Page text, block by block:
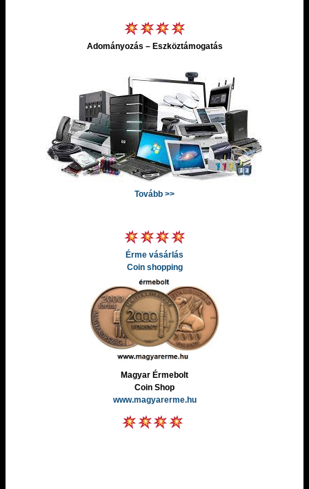
Adományozás – Eszköztámogatás
Tovább >>
Érme vásárlás
Coin shopping
Magyar Érmebolt
Coin Shop
www.magyarerme.hu